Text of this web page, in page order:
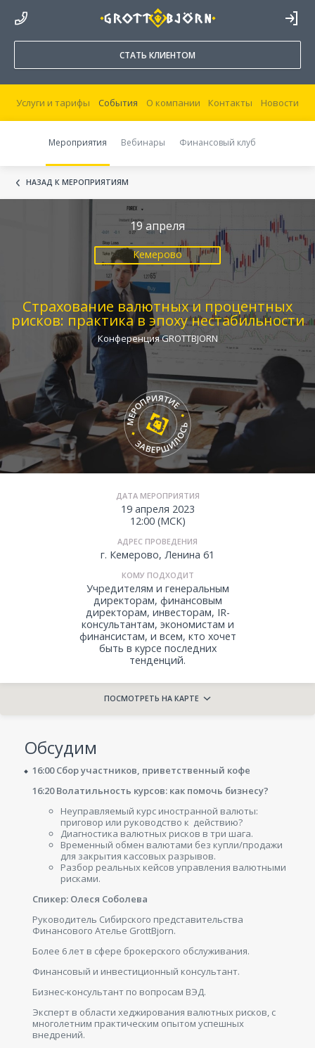
8 800 250 44 20
ВОЙТИ В
КАБИНЕТ
СТАТЬ КЛИЕНТОМ
Услуги и тарифы События О компании Контакты Новости
Мероприятия Вебинары Финансовый клуб
НАЗАД К МЕРОПРИЯТИЯМ
19 апреля
Кемерово
Страхование валютных и процентных
рисков: практика в эпоху нестабильности
Конференция GROTTBJORN
ДАТА МЕРОПРИЯТИЯ
19 апреля 2023
12:00 (МСК)
АДРЕС ПРОВЕДЕНИЯ
г. Кемерово, Ленина 61
КОМУ ПОДХОДИТ
Учредителям и генеральным
директорам, финансовым
директорам, инвесторам, IR-
консультантам, экономистам и
финансистам, и всем, кто хочет
быть в курсе последних
тенденций.
ПОСМОТРЕТЬ НА КАРТЕ
Обсудим
16:00 Сбор участников, приветственный кофе
16:20 Волатильность курсов: как помочь бизнесу?
Неуправляемый курс иностранной валюты:
приговор или руководство к действию?
Диагностика валютных рисков в три шага.
Временный обмен валютами без купли/продажи
для закрытия кассовых разрывов.
Разбор реальных кейсов управления валютными
рисками.
Спикер: Олеся Соболева
Руководитель Сибирского представительства
Финансового Ателье GrottBjorn.
Более 6 лет в сфере брокерского обслуживания.
Финансовый и инвестиционный консультант.
Бизнес-консультант по вопросам ВЭД.
Эксперт в области хеджирования валютных рисков, с
многолетним практическим опытом успешных
внедрений.